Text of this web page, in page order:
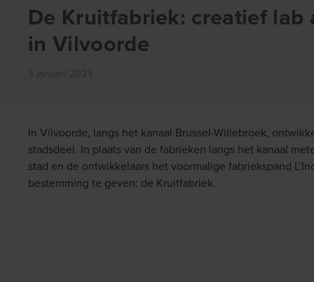
De Kruitfabriek: creatief lab
in Vilvoorde
In Vilvoorde, langs het kanaal Brussel-Willebroek,
stadsdeel. In plaats van de fabrieken langs het kanaal
stad en de ontwikkelaars het voormalige fabriekspand
bestemming te geven: de Kruitfabriek.